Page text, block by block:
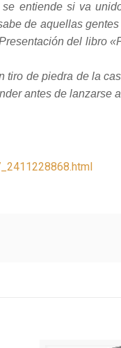
entiende si va
de aquellas
del libro
tiro de piedra de la
antes de lanzarse